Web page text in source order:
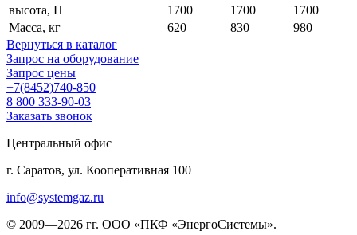
высота, H
1700 1700
1700
Масса, кг
620 830
980
Вернуться в каталог
Запрос на оборудование
Запрос цены
+7(8452)740-850
8 800 333-90-03
Заказать звонок
Центральный офис
г. Саратов, ул. Кооперативная 100
info@systemgaz.ru
© 2009—2026 гг. ООО «ПКФ «ЭнергоСистемы».